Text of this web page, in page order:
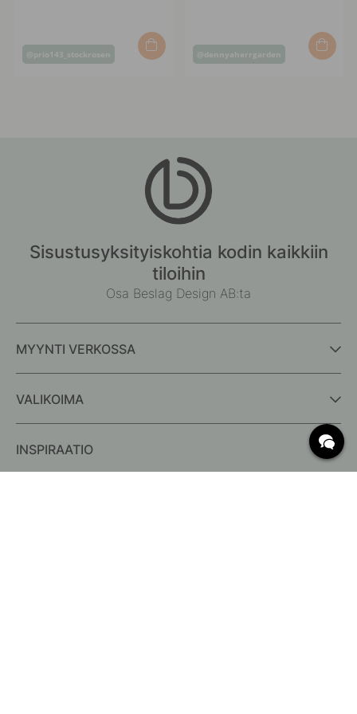
Inlägg
@prio143_stockrosen
Inlägg
@dennyaherrgarden
Sisustusyksityiskohtia kodin kaikkiin
tiloihin
Osa Beslag Design AB:ta
MYYNTI VERKOSSA
VALIKOIMA
INSPIRAATIO